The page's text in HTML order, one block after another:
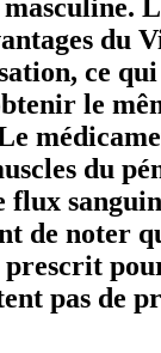
du
ce qui
le
du
flux
de noter
pas de